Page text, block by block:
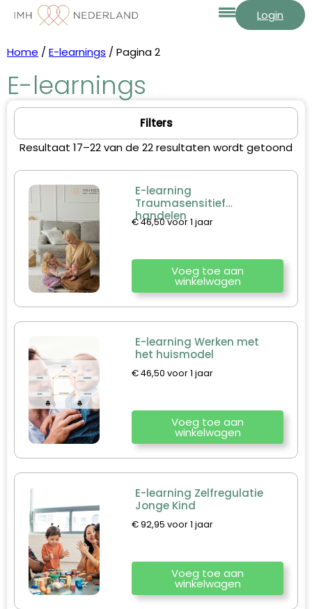
Login
Home / E-learnings / Pagina 2
E-learnings
Filters
Resultaat 17–22 van de 22 resultaten wordt getoond
E-learning
Traumasensitief
handelen
€46,50voor 1 jaar
Voeg toe aan
winkelwagen
E-learning Werken met
het huismodel
€46,50 voor 1 jaar
Voeg toe aan
winkelwagen
E-learning Zelfregulatie
Jonge Kind
€92,95 voor 1 jaar
Voeg toe aan
winkelwagen